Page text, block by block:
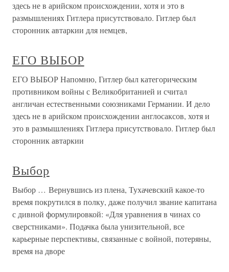
здесь не в арийском происхождении, хотя и это в
размышлениях Гитлера присутствовало. Гитлер был
сторонник автаркии для немцев,
ЕГО ВЫБОР
ЕГО ВЫБОР Напомню, Гитлер был категорическим
противником войны с Великобританией и считал
англичан естествен­ными союзниками Германии. И дело
здесь не в арийском происхождении англосаксов, хотя и
это в размышлениях Гитлера присутствовало. Гитлер был
сторонник автаркии
Выбор
Выбор … Вернувшись из плена, Тухачевский какое-то
время покрутился в полку, даже получил звание капитана
с дивной формулировкой: «Для уравнения в чинах со
сверстниками». Подачка была унизительной, все
карьерные перспективы, связанные с войной, потеряны,
время на дворе